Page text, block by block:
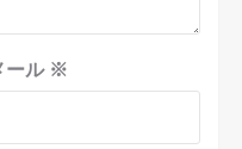
ール ※